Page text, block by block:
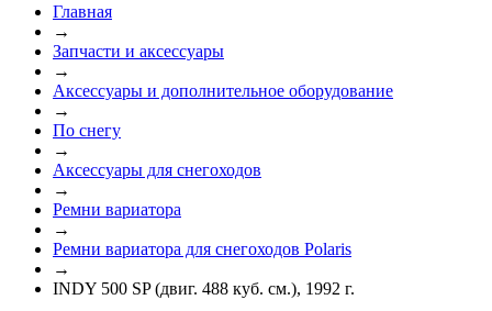
Главная
→
Запчасти и аксессуары
→
Аксессуары и дополнительное оборудование
→
По снегу
→
Аксессуары для снегоходов
→
Ремни вариатора
→
Ремни вариатора для снегоходов Polaris
→
INDY 500 SP (двиг. 488 куб. см.), 1992 г.